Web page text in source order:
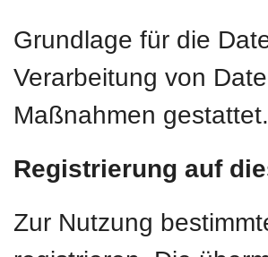
Grundlage für die
Verarbeitung von
Maßnahmen gestattet.
Registrierung auf
Zur Nutzung